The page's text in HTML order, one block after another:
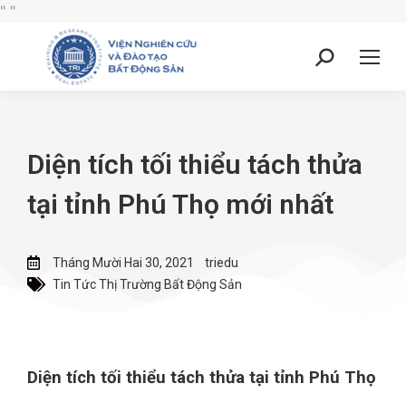
" "
Diện tích tối thiểu tách thửa
tại tỉnh Phú Thọ mới nhất
Tháng Mười Hai 30, 2021
triedu
Tin Tức Thị Trường Bất Động Sản
Diện tích tối thiểu tách thửa tại tỉnh Phú Thọ